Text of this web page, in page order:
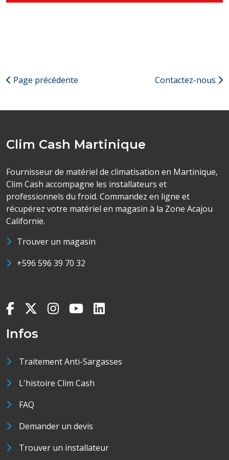
Page précédente Contactez-nous
Clim Cash Martinique
Fournisseur de matériel de climatisation en Martinique,
Clim Cash accompagne les installateurs et
professionnels du froid. Commandez en ligne et
récupérez votre matériel en magasin à la Zone Acajou
Californie.
Trouver un magasin
+596 596 39 70 32
Infos
Traitement Anti-Sargasses
L'histoire Clim Cash
FAQ
Demander un devis
Trouver un installateur